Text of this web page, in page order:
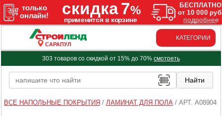
САРАПУЛ
КАТЕГОРИИ
303 товаров со скидкой от 15% до 70% смотреть
ВСЕ НАПОЛЬНЫЕ ПОКРЫТИЯ / ЛАМИНАТ ДЛЯ ПОЛА/ АРТ. A08904